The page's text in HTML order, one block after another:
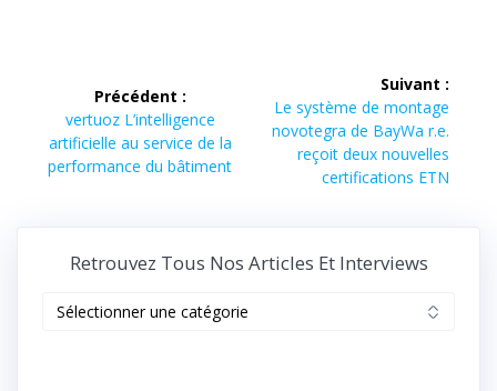
l’article
Précédent :
Article
précédent :
vertuoz L’intelligence
artificielle au service de la
performance du bâtiment
Suivant :
Article
suivant :
Le système de montage
novotegra de BayWa r.e.
reçoit deux nouvelles
certifications ETN
Retrouvez Tous Nos Articles Et Interviews